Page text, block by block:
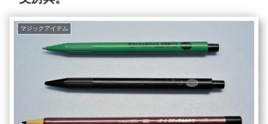
マジックアイテム